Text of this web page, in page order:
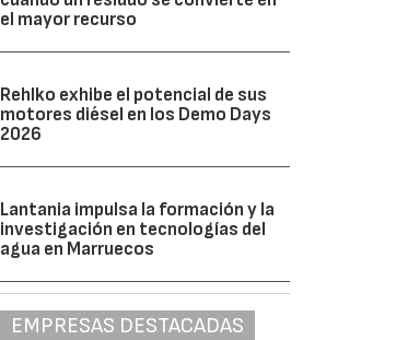
el mayor recurso
Rehlko exhibe el potencial de sus
motores diésel en los Demo Days
2026
Lantania impulsa la formación y la
investigación en tecnologías del
agua en Marruecos
EMPRESAS DESTACADAS